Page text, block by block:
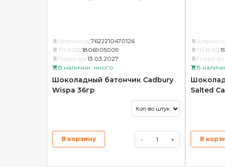
Штрихкод: 7622210470126
ТН ВЭД: 1806905009
Годен до: 13.03.2027
В наличии: много
Шоколадный батончик Cadbury
Wispa 36гр
В корзину - +
ТН ВЭД:
Годен до:
В
Salted
В